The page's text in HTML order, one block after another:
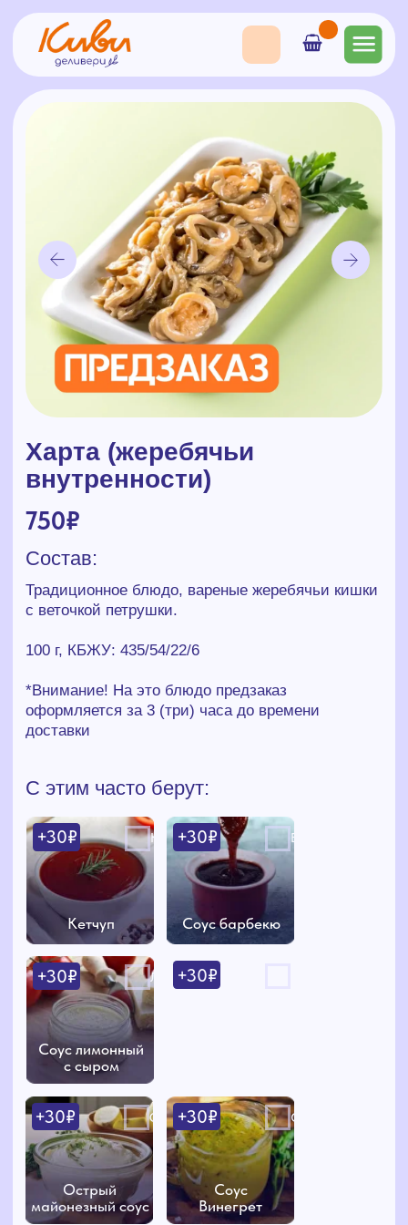
Якутская лепешка
да
С этим часто берут:
Традиционное блюдо, вареные жеребячьи кишки
100 г, КБЖУ: 435/54/22/6
*Внимание! На это блюдо предзаказ
доставки
Состав:
Харта (жеребячьи
внутренности)
добавить в корзину
+
Кетчуп
+30₽ Кетчуп
Добавить якутскую лепешку?
+20₽
Соус барбекю
+30₽ Барбекю
+30₽ Лимонный с сыром пармезан
+30₽ Терияки
Острый
майонезный соус
+30₽ Острый майонезный соус
Соус
Винегрет
+30₽ Соус Винегрет